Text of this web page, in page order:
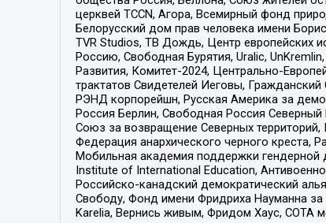
церквей TCCN, Агора, Всемирный фонд
Белорусский дом прав человека имени
TVR Studios, ТВ Дождь, Центр европейских
Россию, Свободная Бурятия, Uralic,
Развития, Комитет-2024, Центрально-
трактатов Свидетелей Иеговы,
РЭНД корпорейшн, Русская Америка за
Россия Берлин, Свободная Россия
Союз за возвращение Северных
Федерация анархического черного креста,
Мобильная академия поддержки гендерной
Institute of International Education,
Российско-канадский демократический
Свободу, Фонд имени Фридриха Науманна за
Karelia, Вернись живым, Фридом Хаус, СОТА